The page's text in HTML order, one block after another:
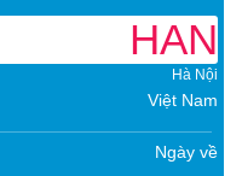
HAN
Hà Nội
Việt Nam
Ngày về